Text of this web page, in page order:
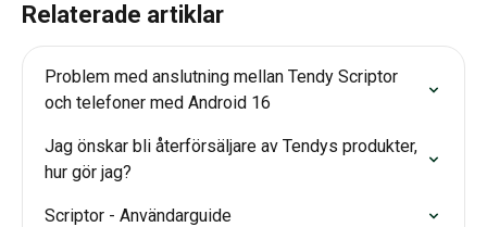
Relaterade artiklar
Problem med anslutning mellan Tendy Scriptor
och telefoner med Android 16
Jag önskar bli återförsäljare av Tendys produkter,
hur gör jag?
Scriptor - Användarguide